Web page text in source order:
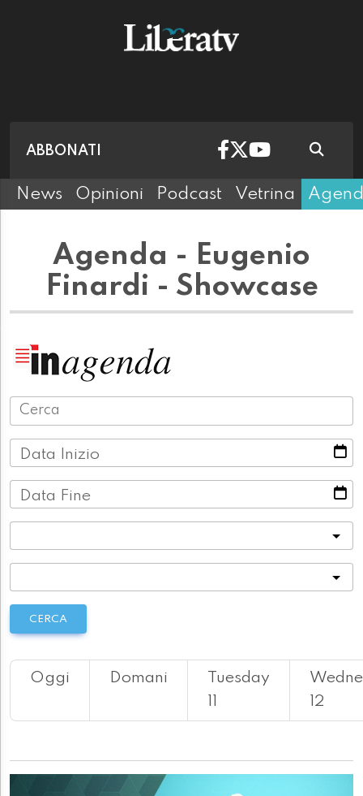
ABBONATI
News Opinioni Podcast Vetrina
Agenda - Eugenio
Finardi - Showcase
Data Inizio
Data Fine
CERCA
Oggi Domani
Tuesday
11
12